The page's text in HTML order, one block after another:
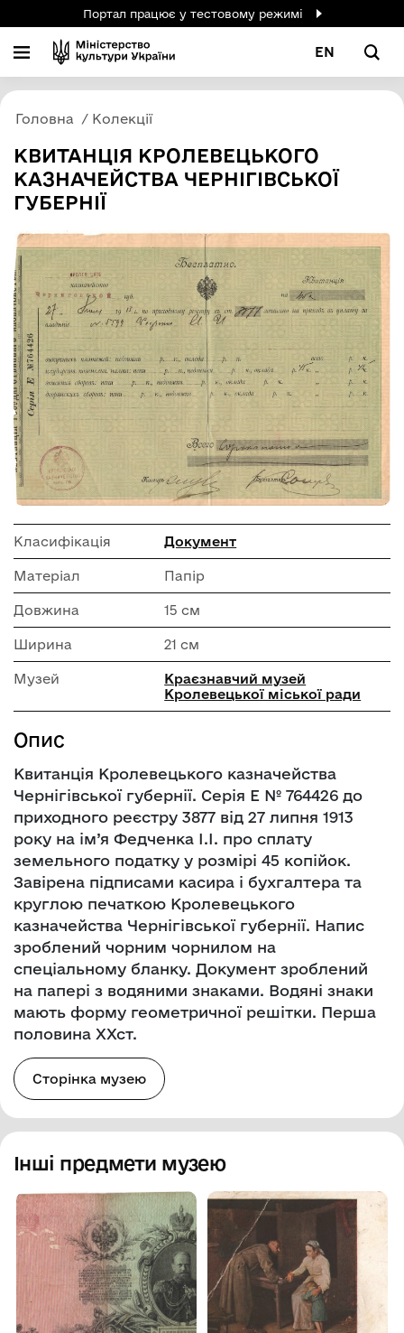
Портал працює у тестовому режимі
EN
Головна Колекції
КВИТАНЦІЯ КРОЛЕВЕЦЬКОГО
КАЗНАЧЕЙСТВА ЧЕРНІГІВСЬКОЇ
ГУБЕРНІЇ
Класифікація Документ
Матеріал Папір
Довжина 15 см
Ширина 21 см
Музей
Краєзнавчий музей
Кролевецької міської ради
Опис
Квитанція Кролевецького казначейства
Чернігівської губернії. Серія Е № 764426 до
приходного реєстру 3877 від 27 липня 1913
року на ім’я Федченка І.І. про сплату
земельного податку у розмірі 45 копійок.
Завірена підписами касира і бухгалтера та
круглою печаткою Кролевецького
казначейства Чернігівської губернії. Напис
зроблений чорним чорнилом на
спеціальному бланку. Документ зроблений
на папері з водяними знаками. Водяні знаки
мають форму геометричної решітки. Перша
половина ХХст.
Сторінка музею
Інші предмети музею